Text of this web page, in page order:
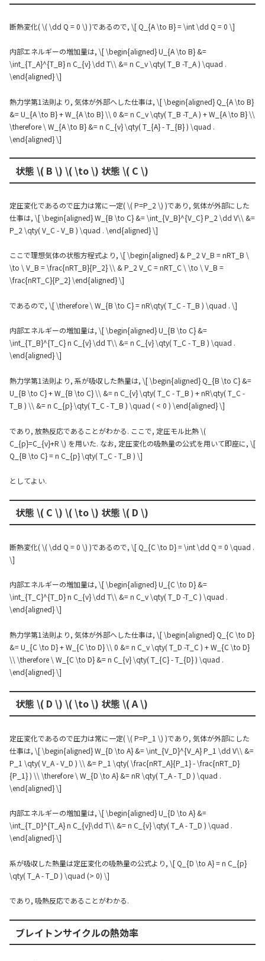
断熱変化( \( \dd Q = 0 \) )であるので, \[ Q_{A \to B} = \int \dd Q = 0 \]
内部エネルギーの増加量は, \[ \begin{aligned} U_{A \to B} &=
\int_{T_A}^{T_B} n C_{v} \dd T\\ &= n C_v \qty( T_B -T_A ) \quad .
\end{aligned} \]
熱力学第1法則より, 気体が外部へした仕事は, \[ \begin{aligned} Q_{A \to B}
&= U_{A \to B} + W_{A \to B} \\ 0 &= n C_v \qty( T_B -T_A ) + W_{A \to B} \\
\therefore \ W_{A \to B} &= n C_{v} \qty( T_{A} - T_{B} ) \quad .
\end{aligned} \]
状態 \( B \) \( \to \) 状態 \( C \)
定圧変化であるので圧力は常に一定( \( P=P_2 \) )であり, 気体が外部にした
仕事は, \[ \begin{aligned} W_{B \to C} &= \int_{V_B}^{V_C} P_2 \dd V\\ &=
P_2 \qty( V_C - V_B ) \quad . \end{aligned} \]
ここで理想気体の状態方程式より, \[ \begin{aligned} & P_2 V_B = nRT_B \
\to \ V_B = \frac{nRT_B}{P_2} \\ & P_2 V_C = nRT_C \ \to \ V_B =
\frac{nRT_C}{P_2} \end{aligned} \]
であるので, \[ \therefore \ W_{B \to C} = nR\qty( T_C - T_B ) \quad . \]
内部エネルギーの増加量は, \[ \begin{aligned} U_{B \to C} &=
\int_{T_B}^{T_C} n C_{v} \dd T\\ &= n C_{v} \qty( T_C - T_B ) \quad .
\end{aligned} \]
熱力学第1法則より, 系が吸収した熱量は, \[ \begin{aligned} Q_{B \to C} &=
U_{B \to C} + W_{B \to C} \\ &= n C_{v} \qty( T_C - T_B ) + nR\qty( T_C -
T_B ) \\ &= n C_{p} \qty( T_C - T_B ) \quad ( < 0 ) \end{aligned} \]
であり, 放熱反応であることがわかる. ここで, 定圧モル比熱 \(
C_{p}=C_{v}+R \) を用いた. なお, 定圧変化の吸熱量の公式を用いて即座に, \[
Q_{B \to C} = n C_{p} \qty( T_C - T_B ) \]
としてよい.
状態 \( C \) \( \to \) 状態 \( D \)
断熱変化( \( \dd Q = 0 \) )であるので, \[ Q_{C \to D} = \int \dd Q = 0 \quad .
\]
内部エネルギーの増加量は, \[ \begin{aligned} U_{C \to D} &=
\int_{T_C}^{T_D} n C_{v} \dd T\\ &= n C_v \qty( T_D -T_C ) \quad .
\end{aligned} \]
熱力学第1法則より, 気体が外部へした仕事は, \[ \begin{aligned} Q_{C \to D}
&= U_{C \to D} + W_{C \to D} \\ 0 &= n C_v \qty( T_D -T_C ) + W_{C \to D}
\\ \therefore \ W_{C \to D} &= n C_{v} \qty( T_{C} - T_{D} ) \quad .
\end{aligned} \]
状態 \( D \) \( \to \) 状態 \( A \)
定圧変化であるので圧力は常に一定( \( P=P_1 \) )であり, 気体が外部にした
仕事は, \[ \begin{aligned} W_{D \to A} &= \int_{V_D}^{V_A} P_1 \dd V\\ &=
P_1 \qty( V_A - V_D ) \\ &= P_1 \qty( \frac{nRT_A}{P_1} - \frac{nRT_D}
{P_1} ) \\ \therefore \ W_{D \to A} &= nR \qty( T_A - T_D ) \quad .
\end{aligned} \]
内部エネルギーの増加量は, \[ \begin{aligned} U_{D \to A} &=
\int_{T_D}^{T_A} n C_{v}\dd T\\ &= n C_{v} \qty( T_A - T_D ) \quad .
\end{aligned} \]
系が吸収した熱量は定圧変化の吸熱量の公式より, \[ Q_{D \to A} = n C_{p}
\qty( T_A - T_D ) \quad (> 0) \]
であり, 吸熱反応であることがわかる.
ブレイトンサイクルの熱効率